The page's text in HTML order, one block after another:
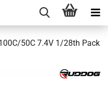
50C 7.4V 1/28th Pack